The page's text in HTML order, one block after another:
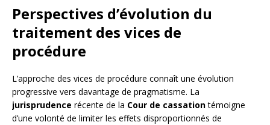
Perspectives d’évolution du
traitement des vices de
procédure
L’approche des vices de procédure connaît une évolution
progressive vers davantage de pragmatisme. La
jurisprudence récente de la Cour de cassationtémoigne
d’une volonté de limiter les effets disproportionnés de